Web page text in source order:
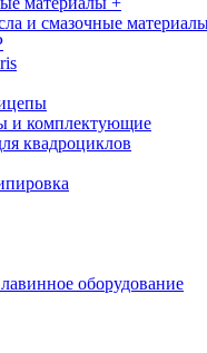
и смазочные
и комплектующие
квадроциклов
оборудование